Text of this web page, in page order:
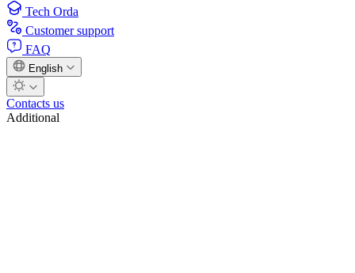
Tech Orda
Customer support
FAQ
English
Contacts us
Additional